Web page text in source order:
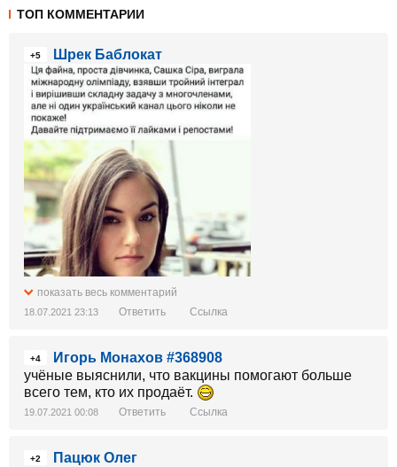
ТОП КОММЕНТАРИИ
+5 Шрек Баблокат
показать весь комментарий
18.07.2021 23:13 Ответить Ссылка
+4
Игорь Монахов #368908
учёные выяснили, что вакцины помогают больше
всего тем, кто их продаёт.
19.07.2021 00:08 Ответить Ссылка
+2
Пацюк Олег